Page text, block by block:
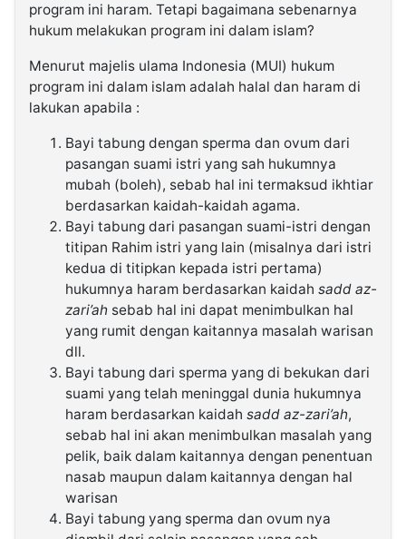
program ini haram. Tetapi bagaimana sebenarnya
hukum melakukan program ini dalam islam?
Menurut majelis ulama Indonesia (MUI) hukum
program ini dalam islam adalah halal dan haram di
lakukan apabila :
Bayi tabung dengan sperma dan ovum dari
pasangan suami istri yang sah hukumnya
mubah (boleh), sebab hal ini termaksud ikhtiar
berdasarkan kaidah-kaidah agama.
Bayi tabung dari pasangan suami-istri dengan
titipan Rahim istri yang lain (misalnya dari istri
kedua di titipkan kepada istri pertama)
hukumnya haram berdasarkan kaidah sadd az-
zari’ah sebab hal ini dapat menimbulkan hal
yang rumit dengan kaitannya masalah warisan
dll.
Bayi tabung dari sperma yang di bekukan dari
suami yang telah meninggal dunia hukumnya
haram berdasarkan kaidah sadd az-zari’ah,
sebab hal ini akan menimbulkan masalah yang
pelik, baik dalam kaitannya dengan penentuan
nasab maupun dalam kaitannya dengan hal
warisan
Bayi tabung yang sperma dan ovum nya